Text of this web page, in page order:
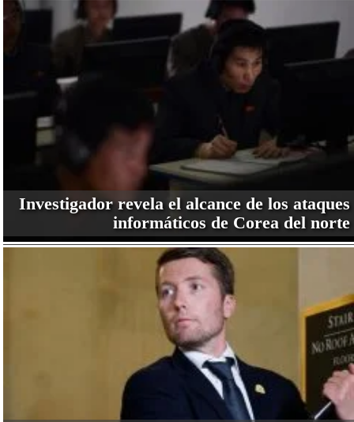
Investigador revela el alcance de los ataques
informáticos de Corea del norte